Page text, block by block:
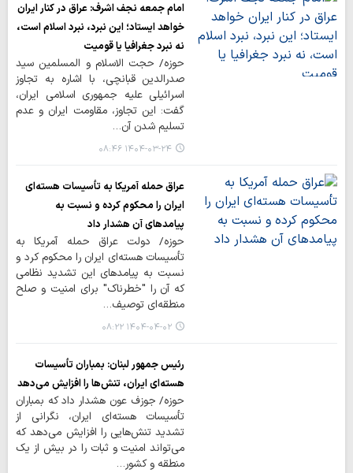
امام جمعه نجف اشرف: عراق در کنار ایران
خواهد ایستاد؛ این نبرد، نبرد اسلام است،
نه نبرد جغرافیا یا قومیت
حوزه/ حجت الاسلام و المسلمین سید
صدرالدین قبانچی، با اشاره به تجاوز
اسرائیلی علیه جمهوری اسلامی ایران،
گفت: این تجاوز، مقاومت ایران و عدم
تسلیم شدن آن…
۱۴۰۴-۰۳-۲۴ ۰۸:۴۶
عراق حمله آمریکا به تأسیسات هسته‌ای
ایران را محکوم کرده و نسبت به
پیامدهای آن هشدار داد
حوزه/ دولت عراق حمله آمریکا به
تأسیسات هسته‌ای ایران را محکوم کرد و
نسبت به پیامدهای این تشدید نظامی
که آن را "خطرناک" برای امنیت و صلح
منطقه‌ای توصیف…
۱۴۰۴-۰۴-۰۲ ۰۸:۲۲
رئیس جمهور لبنان: بمباران تأسیسات
هسته‌ای ایران، تنش‌ها را افزایش می‌دهد
حوزه/ جوزف عون هشدار داد که بمباران
تأسیسات هسته‌ای ایران، نگرانی از
تشدید تنش‌هایی را افزایش می‌دهد که
می‌تواند امنیت و ثبات را در بیش از یک
منطقه و کشور…